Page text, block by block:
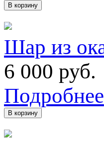
В корзину
Шар из
6 000 руб.
Подробнее
В корзину